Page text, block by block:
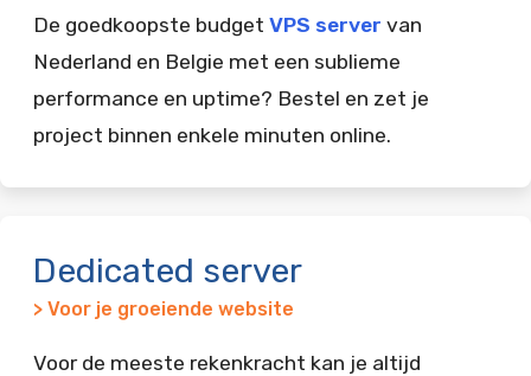
De goedkoopste budget VPS server van
Nederland en Belgie met een sublieme
performance en uptime? Bestel en zet je
project binnen enkele minuten online.
Dedicated server
> Voor je groeiende website
Voor de meeste rekenkracht kan je altijd